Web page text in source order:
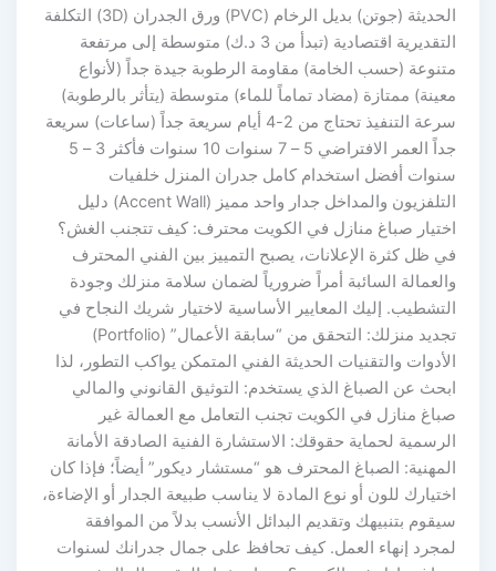
الحديثة (جوتن) بديل الرخام (PVC) ورق الجدران (3D) التكلفة
التقديرية اقتصادية (تبدأ من 3 د.ك) متوسطة إلى مرتفعة
متنوعة (حسب الخامة) مقاومة الرطوبة جيدة جداً (لأنواع
معينة) ممتازة (مضاد تماماً للماء) متوسطة (يتأثر بالرطوبة)
سرعة التنفيذ تحتاج من 2-4 أيام سريعة جداً (ساعات) سريعة
جداً العمر الافتراضي 5 – 7 سنوات 10 سنوات فأكثر 3 – 5
سنوات أفضل استخدام كامل جدران المنزل خلفيات
التلفزيون والمداخل جدار واحد مميز (Accent Wall) دليل
اختيار صباغ منازل في الكويت محترف: كيف تتجنب الغش؟
في ظل كثرة الإعلانات، يصبح التمييز بين الفني المحترف
والعمالة السائبة أمراً ضرورياً لضمان سلامة منزلك وجودة
التشطيب. إليك المعايير الأساسية لاختيار شريك النجاح في
تجديد منزلك: التحقق من “سابقة الأعمال” (Portfolio)
الأدوات والتقنيات الحديثة الفني المتمكن يواكب التطور، لذا
ابحث عن الصباغ الذي يستخدم: التوثيق القانوني والمالي
صباغ منازل في الكويت تجنب التعامل مع العمالة غير
الرسمية لحماية حقوقك: الاستشارة الفنية الصادقة الأمانة
المهنية: الصباغ المحترف هو “مستشار ديكور” أيضاً؛ فإذا كان
اختيارك للون أو نوع المادة لا يناسب طبيعة الجدار أو الإضاءة،
سيقوم بتنبيهك وتقديم البدائل الأنسب بدلاً من الموافقة
لمجرد إنهاء العمل. كيف تحافظ على جمال جدرانك لسنوات